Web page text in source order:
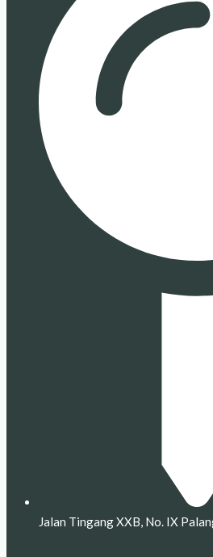
Jalan Tingang XXB, No. IX